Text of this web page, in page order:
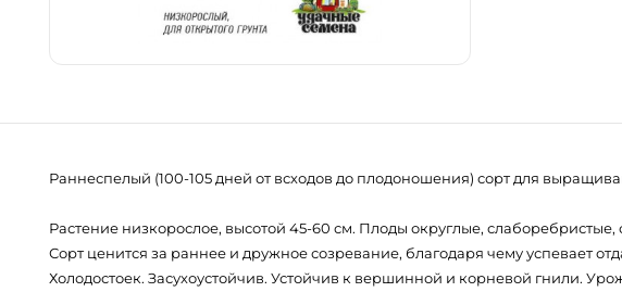
Раннеспелый (100-105 дней от всходов до плодоношения) сорт для
Растение низкорослое, высотой 45-60 см. Плоды округлые,
Сорт ценится за раннее и дружное созревание, благодаря чему успевает
Холодостоек. Засухоустойчив. Устойчив к вершинной и корневой гнили.